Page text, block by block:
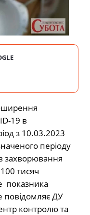
19 в
з 10.03.2023
періоду
захворювання
тисяч
показника
повідомляє ДУ
контролю та